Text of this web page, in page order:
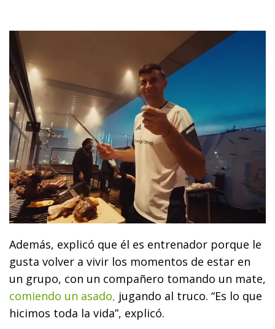
Además, explicó que él es entrenador porque le
gusta volver a vivir los momentos de estar en
un grupo, con un compañero tomando un mate,
comiendo un asado, jugando al truco. “Es lo que
hicimos toda la vida”, explicó.